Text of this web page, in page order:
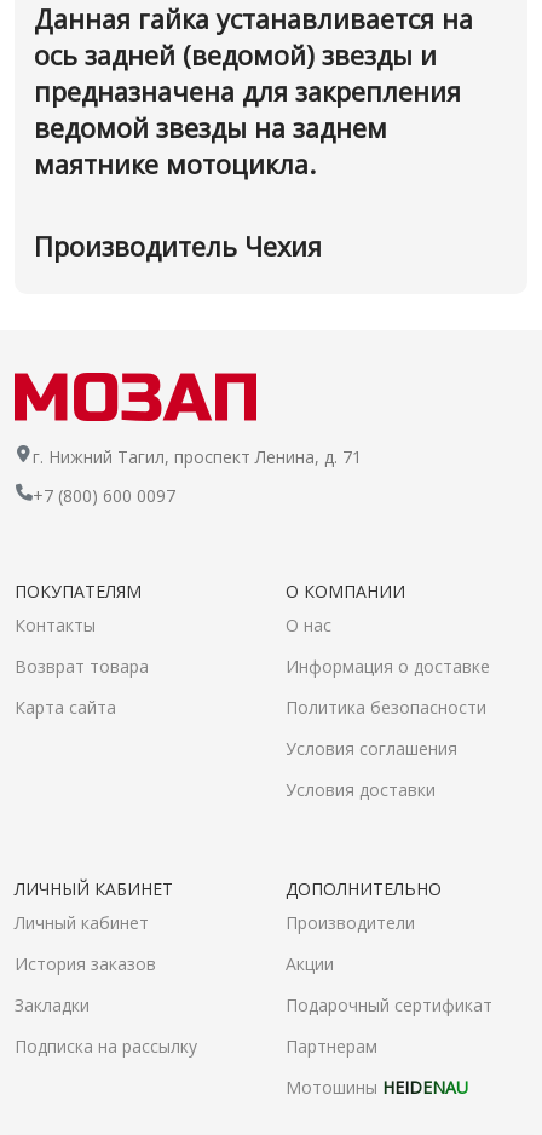
Данная гайка устанавливается на
ось задней (ведомой) звезды и
предназначена для закрепления
ведомой звезды на заднем
маятнике мотоцикла.
Производитель Чехия
г. Нижний Тагил, проспект Ленина, д. 71
+7 (800) 600 0097
ПОКУПАТЕЛЯМ
Контакты
Возврат товара
Карта сайта
О КОМПАНИИ
О нас
Информация о доставке
Политика безопасности
Условия соглашения
Условия доставки
ЛИЧНЫЙ КАБИНЕТ
Личный кабинет
История заказов
Закладки
Подписка на рассылку
ДОПОЛНИТЕЛЬНО
Производители
Акции
Подарочный сертификат
Партнерам
Мотошины HEIDENAU